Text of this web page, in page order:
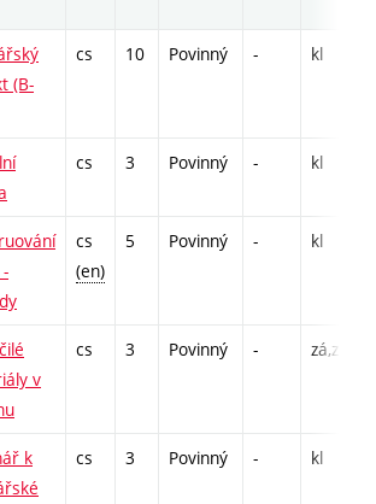
(B-
cs 10 Povinný - kl
cs 3 Povinný - kl
cs
(en)
5 Povinný - kl
v
cs 3 Povinný - zá,zk
k
cs 3 Povinný - kl